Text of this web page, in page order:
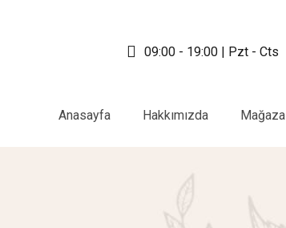
09:00 - 19:00 | Pzt - Cts
Anasayfa Hakkımızda Mağaza